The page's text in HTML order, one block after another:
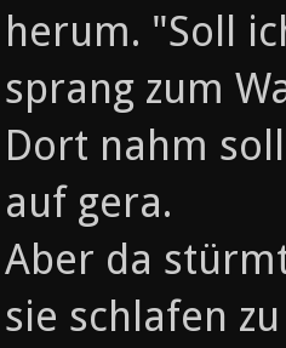
herum. "Soll
sprang zum
Dort nahm
auf gera.
Aber da
sie schlafen